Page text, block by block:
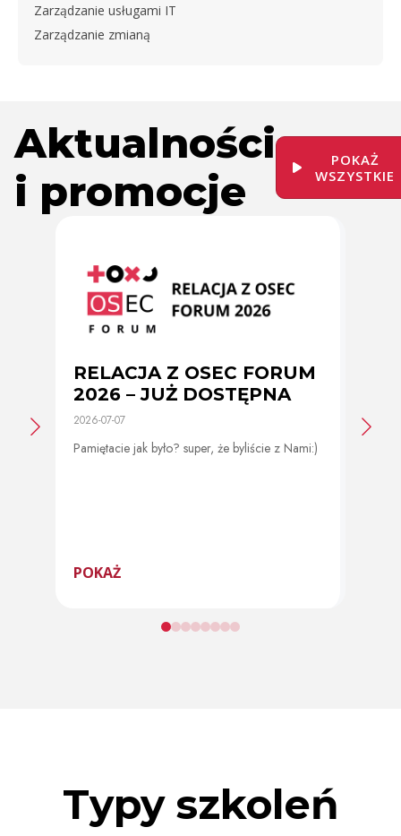
Zarządzanie usługami IT
Zarządzanie zmianą
Aktualności
i promocje
POKAŻ
WSZYSTKIE
RELACJA Z OSEC FORUM
2026 – JUŻ DOSTĘPNA
2026-07-07
Pamiętacie jak było? super, że byliście z Nami:)
POKAŻ
2026-
Typy szkoleń